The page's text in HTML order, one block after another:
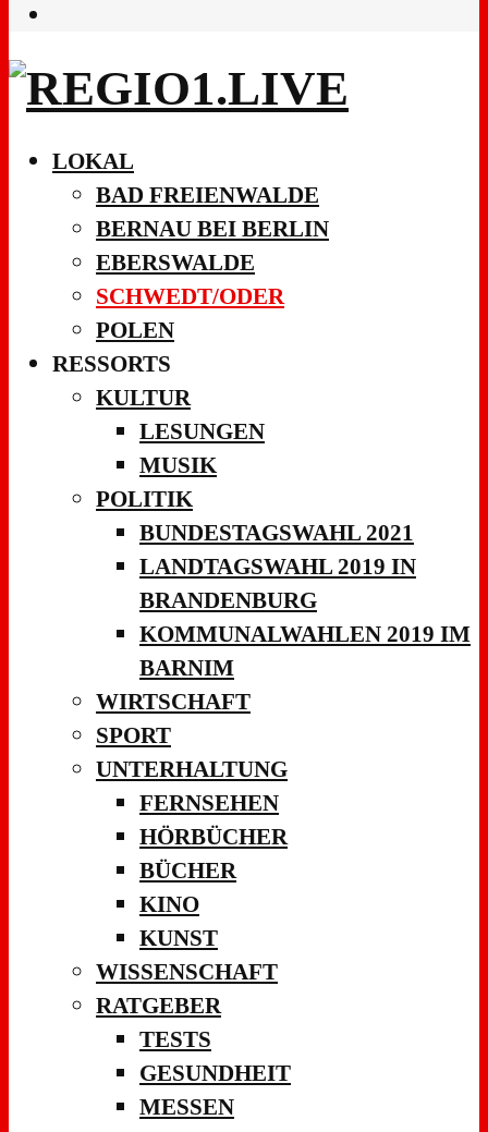
LOKAL
BAD FREIENWALDE
BERNAU BEI BERLIN
EBERSWALDE
SCHWEDT/ODER
POLEN
RESSORTS
KULTUR
LESUNGEN
MUSIK
POLITIK
BUNDESTAGSWAHL 2021
LANDTAGSWAHL 2019 IN
BRANDENBURG
KOMMUNALWAHLEN 2019 IM
BARNIM
WIRTSCHAFT
SPORT
UNTERHALTUNG
FERNSEHEN
HÖRBÜCHER
BÜCHER
KINO
KUNST
WISSENSCHAFT
RATGEBER
TESTS
GESUNDHEIT
MESSEN